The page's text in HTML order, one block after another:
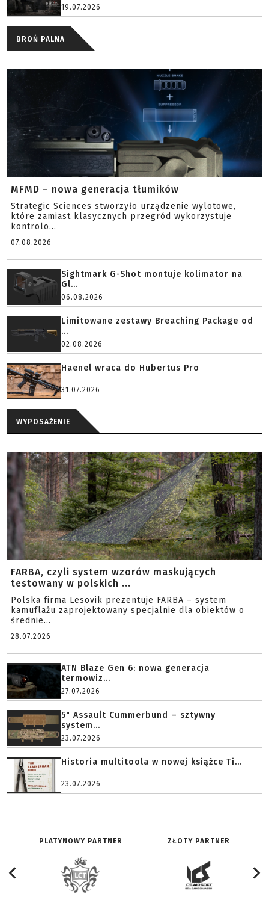
19.07.2026
BROŃ PALNA
MFMD – nowa generacja tłumików
Strategic Sciences stworzyło urządzenie wylotowe,
które zamiast klasycznych przegród wykorzystuje
kontrolo...
07.08.2026
Sightmark G-Shot montuje kolimator na
Gl...
06.08.2026
Limitowane zestawy Breaching Package od
...
02.08.2026
Haenel wraca do Hubertus Pro
31.07.2026
WYPOSAŻENIE
FARBA, czyli system wzorów maskujących
testowany w polskich ...
Polska firma Lesovik prezentuje FARBA – system
kamuflażu zaprojektowany specjalnie dla obiektów o
średnie...
28.07.2026
ATN Blaze Gen 6: nowa generacja
termowiz...
27.07.2026
5" Assault Cummerbund – sztywny
system...
23.07.2026
Historia multitoola w nowej książce Ti...
23.07.2026
PLATYNOWY PARTNER ZŁOTY PARTNER